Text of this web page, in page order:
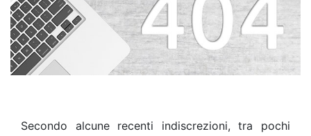
Secondo alcune recenti indiscrezioni, tra pochi